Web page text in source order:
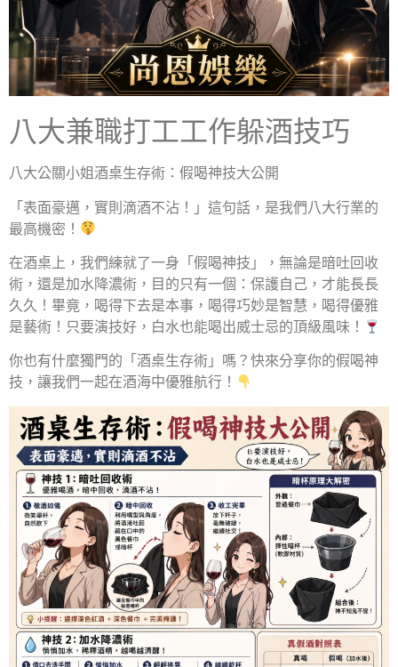
八大兼職打工工作躲酒技巧
八大公關小姐酒桌生存術：假喝神技大公開
「表面豪邁，實則滴酒不沾！」這句話，是我們八大行業的
最高機密！
在酒桌上，我們練就了一身「假喝神技」，無論是暗吐回收
術，還是加水降濃術，目的只有一個：保護自己，才能長長
久久！畢竟，喝得下去是本事，喝得巧妙是智慧，喝得優雅
是藝術！只要演技好，白水也能喝出威士忌的頂級風味！
你也有什麼獨門的「酒桌生存術」嗎？快來分享你的假喝神
技，讓我們一起在酒海中優雅航行！